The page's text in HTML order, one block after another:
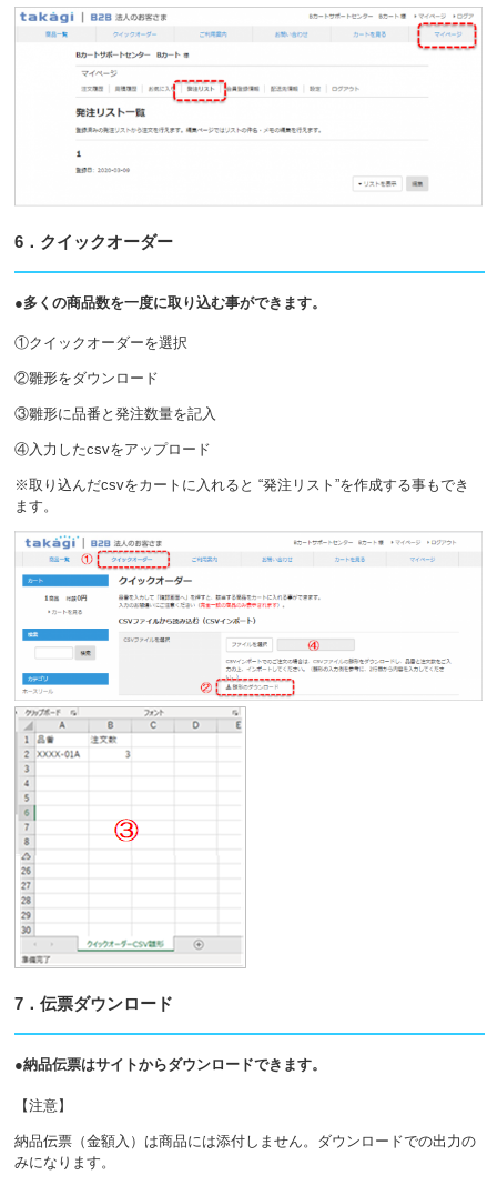
6．クイックオーダー
●多くの商品数を一度に取り込む事ができます。
①クイックオーダーを選択
②雛形をダウンロード
③雛形に品番と発注数量を記入
④入力したcsvをアップロード
※取り込んだcsvをカートに入れると “発注リスト”を作成する事もでき
ます。
7．伝票ダウンロード
●納品伝票はサイトからダウンロードできます。
【注意】
納品伝票（金額入）は商品には添付しません。ダウンロードでの出力の
みになります。